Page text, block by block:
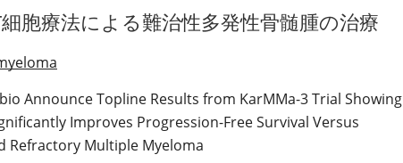
胞療法による難治性多発性骨髄腫の治療
Announce Topline Results from KarMMa-3 Trial Showing
Improves Progression-Free Survival Versus
Refractory Multiple Myeloma